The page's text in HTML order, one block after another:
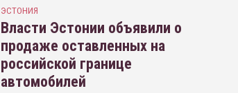
ЭСТОНИЯ
Власти Эстонии объявили о
продаже оставленных на
российской границе
автомобилей